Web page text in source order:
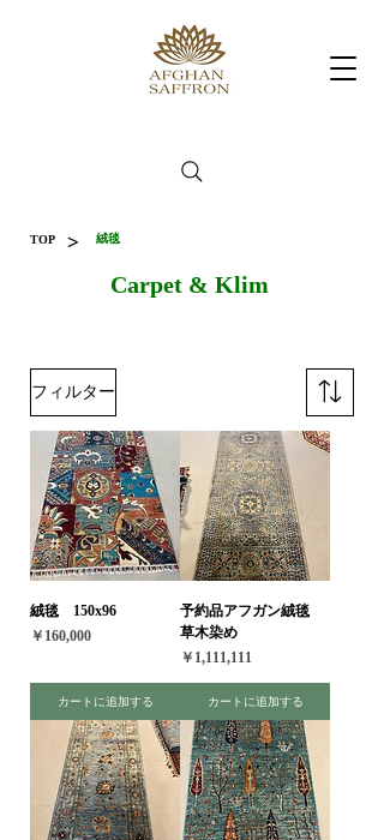
TOP > 絨毯
Carpet & Klim
フィルター
絨毯 150x96
価格
￥160,000
カートに追加する
予約品アフガン絨毯
草木染め
価格
￥1,111,111
カートに追加する